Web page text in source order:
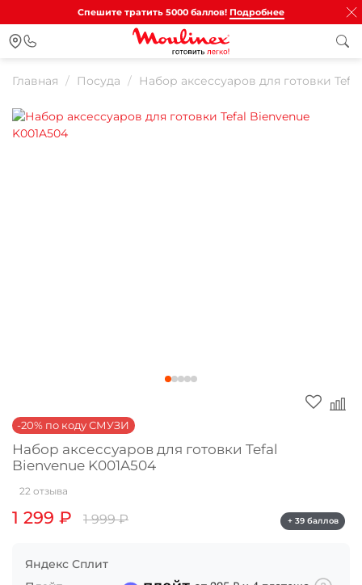
Спешите тратить 5000 баллов! Подробнее
Главная Посуда Набор аксессуаров для готовки
-20% по коду СМУЗИ
Набор аксессуаров для готовки Tefal
Bienvenue K001A504
22 отзыва
1 299 ₽ 1 999 ₽ + 39 баллов
Яндекс Сплит
Для клиентов всех банков
Разбейте
% картой
любого банка
Получайте товар
выбранный способом
списываться
каждые 2 недели